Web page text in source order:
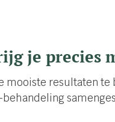
je precies
mooiste resultaten